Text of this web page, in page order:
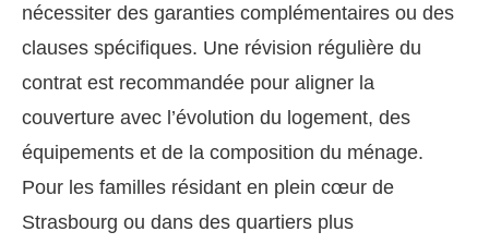
nécessiter des garanties complémentaires ou des
clauses spécifiques. Une révision régulière du
contrat est recommandée pour aligner la
couverture avec l’évolution du logement, des
équipements et de la composition du ménage.
Pour les familles résidant en plein cœur de
Strasbourg ou dans des quartiers plus